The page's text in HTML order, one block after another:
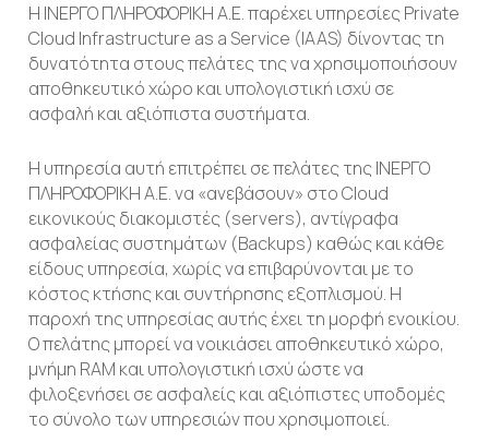
Η ΙΝΕΡΓΟ ΠΛΗΡΟΦΟΡΙΚΗ Α.Ε. παρέχει υπηρεσίες Private
Cloud Infrastructure as a Service (IAAS) δίνοντας τη
δυνατότητα στους πελάτες της να χρησιμοποιήσουν
αποθηκευτικό χώρο και υπολογιστική ισχύ σε
ασφαλή και αξιόπιστα συστήματα.
Η υπηρεσία αυτή επιτρέπει σε πελάτες της ΙΝΕΡΓΟ
ΠΛΗΡΟΦΟΡΙΚΗ Α.Ε. να «ανεβάσουν» στο Cloud
εικονικούς διακομιστές (servers), αντίγραφα
ασφαλείας συστημάτων (Backups) καθώς και κάθε
είδους υπηρεσία, χωρίς να επιβαρύνονται με το
κόστος κτήσης και συντήρησης εξοπλισμού. Η
παροχή της υπηρεσίας αυτής έχει τη μορφή ενοικίου.
Ο πελάτης μπορεί να νοικιάσει αποθηκευτικό χώρο,
μνήμη RAM και υπολογιστική ισχύ ώστε να
φιλοξενήσει σε ασφαλείς και αξιόπιστες υποδομές
το σύνολο των υπηρεσιών που χρησιμοποιεί.